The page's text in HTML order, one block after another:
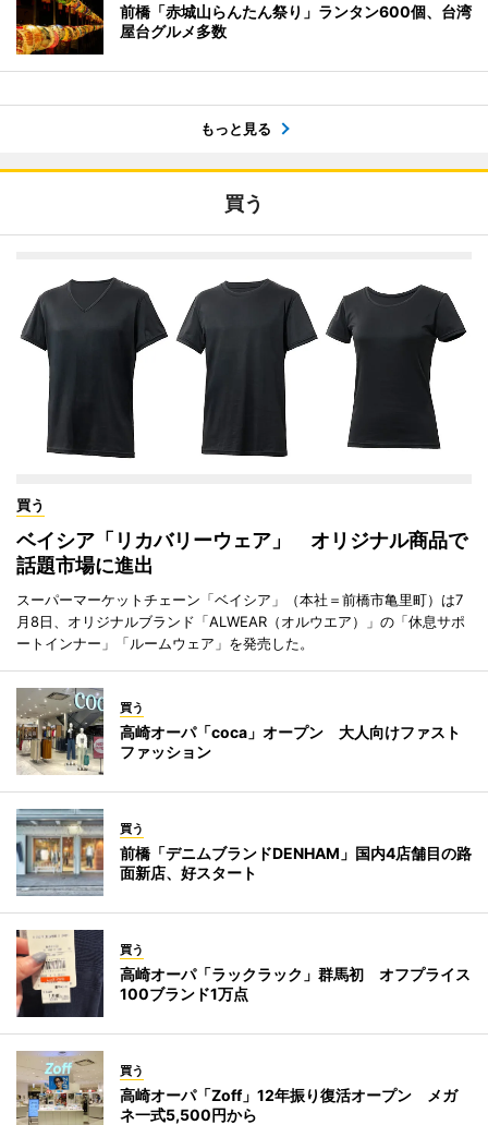
前橋「赤城山らんたん祭り」ランタン600個、台湾
屋台グルメ多数
もっと見る
買う
買う
ベイシア「リカバリーウェア」 オリジナル商品で
話題市場に進出
スーパーマーケットチェーン「ベイシア」（本社＝前橋市亀里町）は7
月8日、オリジナルブランド「ALWEAR（オルウエア）」の「休息サポ
ートインナー」「ルームウェア」を発売した。
買う
高崎オーパ「coca」オープン 大人向けファスト
ファッション
買う
前橋「デニムブランドDENHAM」国内4店舗目の路
面新店、好スタート
買う
高崎オーパ「ラックラック」群馬初 オフプライス
100ブランド1万点
買う
高崎オーパ「Zoff」12年振り復活オープン メガ
ネ一式5,500円から